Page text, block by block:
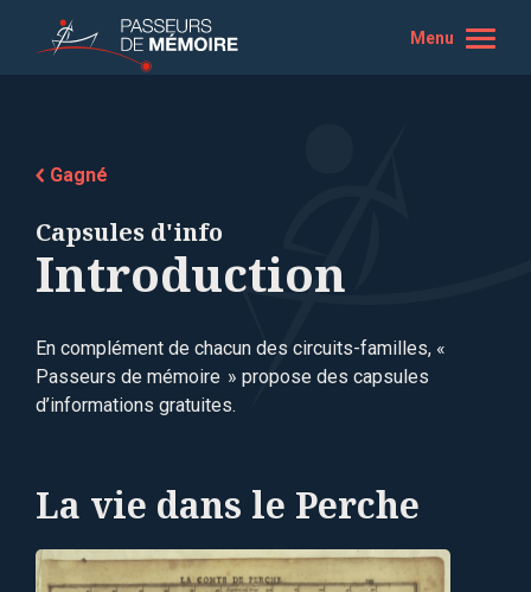
Menu
Gagné
Capsules d'info
Introduction
En complément de chacun des circuits-familles, «
Passeurs de mémoire » propose des capsules
d’informations gratuites.
La vie dans le Perche